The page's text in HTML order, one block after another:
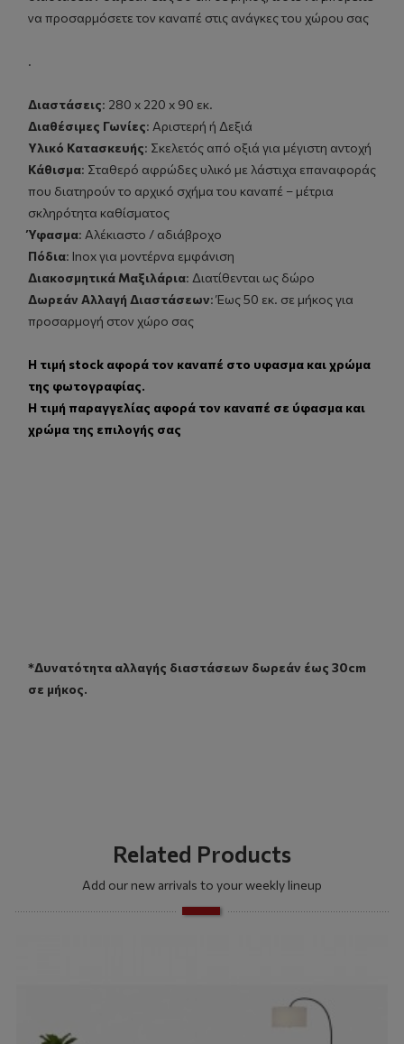
να προσαρμόσετε τον καναπέ στις ανάγκες του χώρου σας
.
Διαστάσεις: 280 x 220 x 90 εκ.
Διαθέσιμες Γωνίες: Αριστερή ή Δεξιά
Υλικό Κατασκευής: Σκελετός από οξιά για μέγιστη αντοχή
Κάθισμα: Σταθερό αφρώδες υλικό με λάστιχα επαναφοράς
που διατηρούν το αρχικό σχήμα του καναπέ – μέτρια
σκληρότητα καθίσματος
Ύφασμα: Αλέκιαστο / αδιάβροχο
Πόδια: Inox για μοντέρνα εμφάνιση
Διακοσμητικά Μαξιλάρια: Διατίθενται ως δώρο
Δωρεάν Αλλαγή Διαστάσεων:Έως 50 εκ. σε μήκος για
προσαρμογή στον χώρο σας
Η τιμή stock αφορά τον καναπέ στο υφασμα και χρώμα
της φωτογραφίας.
Η τιμή παραγγελίας αφορά τον καναπέ σε ύφασμα και
χρώμα της επιλογής σας
*Δυνατότητα αλλαγής διαστάσεων δωρεάν έως 30cm
σε μήκος.
Related Products
Add our new arrivals to your weekly lineup